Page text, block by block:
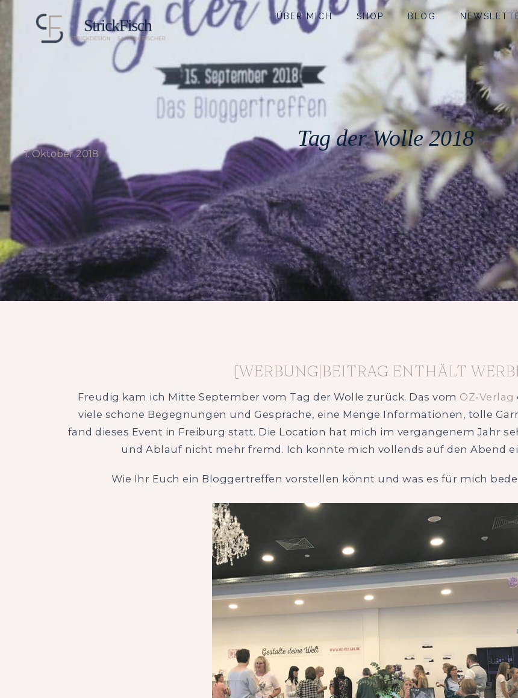
ÜBER MICH SHOP BLOG
Tag der Wolle 2018
1. Oktober 2018
[WERBUNG|BEITRAG ENTHÄLT
Freudig kam ich Mitte September vom Tag der Wolle zurück. Das vom OZ-Verlag
viele schöne Begegnungen und Gespräche, eine Menge Informationen, tolle
fand dieses Event in Freiburg statt. Die Location hat mich im vergangenem Jahr
und Ablauf nicht mehr fremd. Ich konnte mich vollends auf den Abend
Wie Ihr Euch ein Bloggertreffen vorstellen könnt und was es für mich